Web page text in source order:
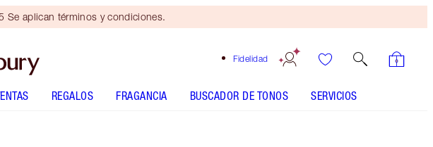
Se aplican términos y condiciones.
Fidelidad
REGALOS FRAGANCIA BUSCADOR DE TONOS SERVICIOS